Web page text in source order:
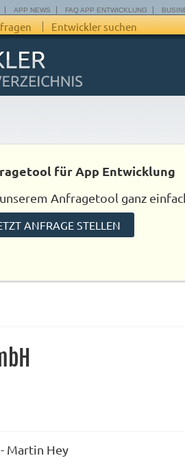
APP NEWS FAQ APP ENTWICKLUNG
Entwickler suchen
für App Entwicklung
Anfragetool ganz
ANFRAGE STELLEN
- Martin Hey